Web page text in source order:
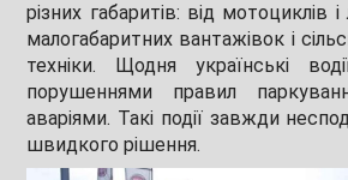
різних габаритів: від мотоциклів
малогабаритних вантажівок і
техніки. Щодня українські
порушеннями правил
аваріями. Такі події завжди
швидкого рішення.